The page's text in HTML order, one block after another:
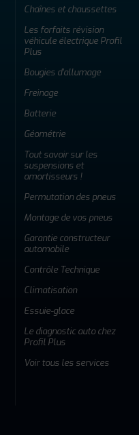
Chaînes et chaussettes
Les forfaits révision
véhicule électrique Profil
Plus
Bougies d'allumage
Freinage
Batterie
Géométrie
Tout savoir sur les
suspensions et
amortisseurs !
Permutation des pneus
Montage de vos pneus
Garantie constructeur
automobile
Contrôle Technique
Climatisation
Essuie-glace
Le diagnostic auto chez
Profil Plus
Voir tous les services